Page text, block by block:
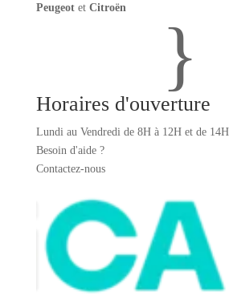
Peugeot etCitroën
}
Horaires d'ouverture
Lundi au Vendredi de 8H à 12H et de
Besoin d'aide ?
Contactez-nous